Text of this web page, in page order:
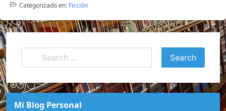
Categorizado en: Ficción
Mi Blog Personal